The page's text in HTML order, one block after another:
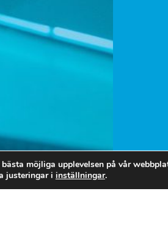
möjliga upplevelsen på vår
justeringar i inställningar.